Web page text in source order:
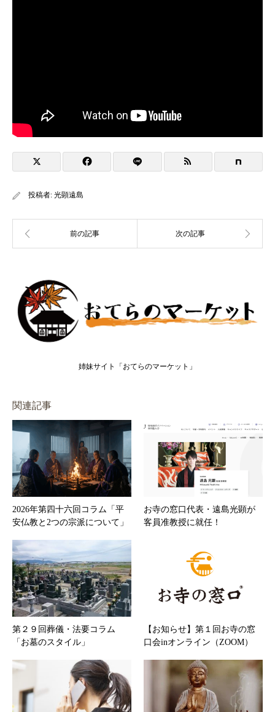
投稿者: 光顕遠島
姉妹サイト「おてらのマーケット」
関連記事
2026年第四十六回コラム「平
安仏教と2つの宗派について」
お寺の窓口代表・遠島光顕が
客員准教授に就任！
第２９回葬儀・法要コラム
「お墓のスタイル」
【お知らせ】第１回お寺の窓
口会inオンライン（ZOOM）